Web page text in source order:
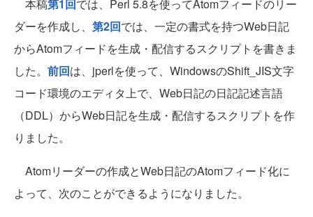
本稿第1回では、Perl 5.8を使ってAtomフィードのリー
ダーを作成し、 第2回では、一定の書式を持つWeb日記
からAtomフィードを生成・配信するスクリプトを書きま
した。 前回は、jperlを使って、WindowsのShift_JIS文字
コード環境のエディタ上で、Web日記の日記記述言語
（DDL）からWeb日記を生成・配信するスクリプトを作
りました。
Atomリーダーの作成とWeb日記のAtomフィード化に
よって、次のことができるようになりました。